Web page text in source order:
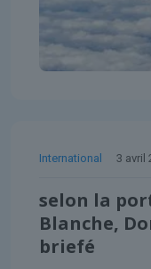
International 3 avril
selon la
Blanche,
briefé